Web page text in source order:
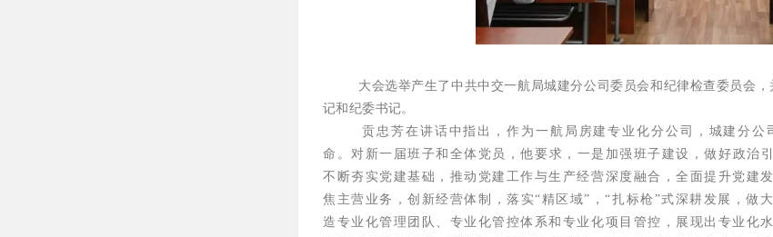
大会选举产生了中共中交一航局城建分公司委员会和纪律检查委员会
记和纪委书记。
贡忠芳在讲话中指出，作为一航局房建专业化分公司，城建分
命。对新一届班子和全体党员，他要求， 一是加强班子建设，做好政治
不断夯实党建基础，推动党建工作与生产经营深度融合，全面提升党建发
焦主营业务，创新经营体制，落实“精区域”，“扎标枪”式深耕发展，做
造专业化管理团队、专业化管控体系和专业化项目管控，展现出专业化水